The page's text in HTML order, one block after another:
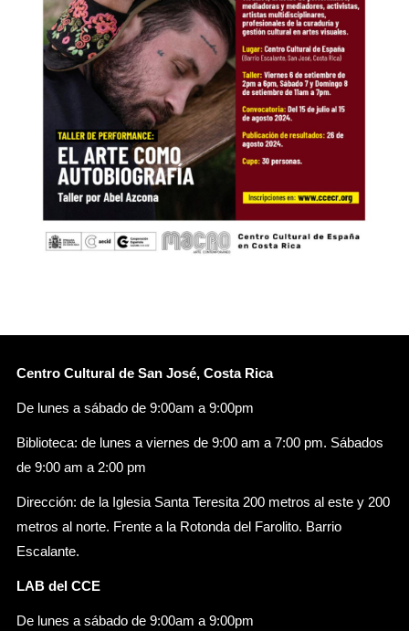
Centro Cultural de San José, Costa Rica
De lunes a sábado de 9:00am a 9:00pm
Biblioteca: de lunes a viernes de 9:00 am a 7:00 pm. Sábados
de 9:00 am a 2:00 pm
Dirección: de la Iglesia Santa Teresita 200 metros al este y 200
metros al norte. Frente a la Rotonda del Farolito. Barrio
Escalante.
LAB del CCE
De lunes a sábado de 9:00am a 9:00pm